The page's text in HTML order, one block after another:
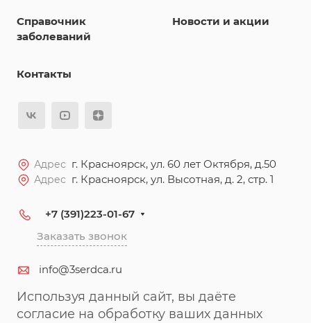
Справочник
заболеваний
Новости и акции
Контакты
Адрес г. Красноярск, ул. 60 лет Октября, д.50
Адрес г. Красноярск, ул. Высотная, д. 2, стр. 1
+7 (391)223-01-67
Заказать звонок
info@3serdca.ru
Используя данный сайт, вы даёте
согласие на обработку ваших данных